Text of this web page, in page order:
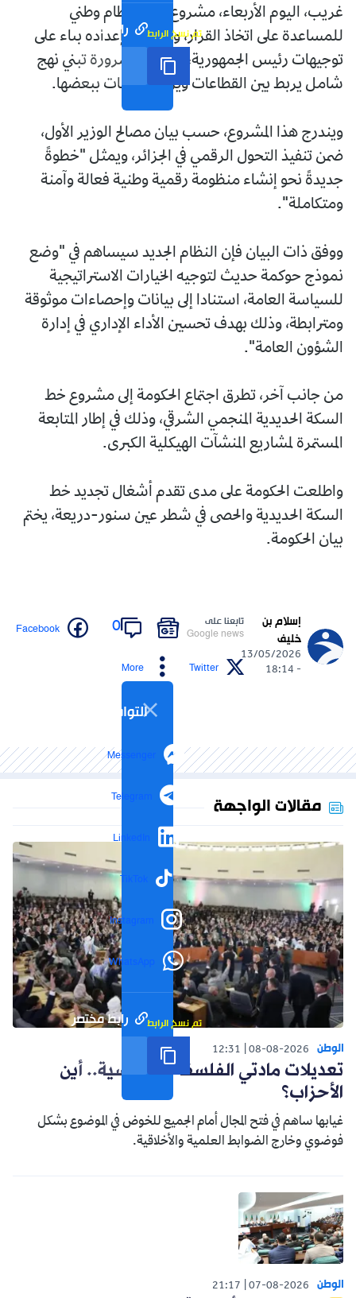
رابط مختصر تم نسخ الرابط
غريب، اليوم الأربعاء، مشروع تصميم نظام وطني
للمساعدة على اتخاذ القرار، والذي تم إعداده بناء على
توجيهات رئيس الجمهورية، المتعلقة بضرورة تبني نهج
شامل يربط بين القطاعات ويربط البيانات ببعضها.
ويندرج هذا المشروع، حسب بيان مصالح الوزير الأول،
ضمن تنفيذ التحول الرقمي في الجزائر، ويمثل "خطوةً
جديدةً نحو إنشاء منظومة رقمية وطنية فعالة وآمنة
ومتكاملة".
ووفق ذات البيان فإن النظام الجديد سيساهم في "وضع
نموذج حوكمة حديث لتوجيه الخيارات الاستراتيجية
للسياسة العامة، استنادا إلى بيانات وإحصاءات موثوقة
ومترابطة، وذلك بهدف تحسين الأداء الإداري في إدارة
الشؤون العامة".
من جانب آخر، تطرق اجتماع الحكومة إلى مشروع خط
السكة الحديدية المنجمي الشرقي، وذلك في إطار المتابعة
المستمرة لمشاريع المنشآت الهيكلية الكبرى.
واطلعت الحكومة على مدى تقدم أشغال تجديد خط
السكة الحديدية والحصى في شطر عين سنور-دريعة، يختم
بيان الحكومة.
إسلام بن
خليف
13/05/2026
- 18:14
تابعنا على
Google news
0
Facebook
Twitter
More
التواصل الاجتماعي
Messenger
Telegram
LinkedIn
TikTok
Instagram
WhatsApp
رابط مختصر تم نسخ الرابط
مقالات الواجهة
الوطن 08-08-2026
12:31
تعديلات مادتي الفلسفة والفرنسية.. أين
الأحزاب؟
غيابها ساهم في فتح المجال أمام الجميع للخوض في الموضوع بشكل
فوضوي وخارج الضوابط العلمية والأخلاقية.
الوطن 07-08-2026
21:17